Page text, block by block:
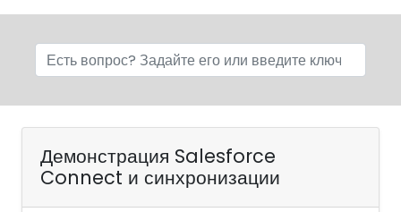
Демонстрация Salesforce
Connect и синхронизации